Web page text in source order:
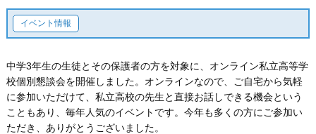
イベント情報
中学3年生の生徒とその保護者の方を対象に、オンライン私立高等学
校個別懇談会を開催しました。オンラインなので、ご自宅から気軽
に参加いただけて、私立高校の先生と直接お話しできる機会という
こともあり、毎年人気のイベントです。今年も多くの方にご参加い
ただき、ありがとうございました。